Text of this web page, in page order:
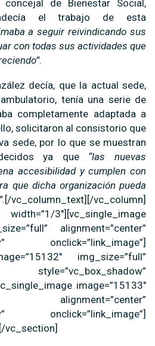
de Bienestar Social,
el trabajo de esta
a seguir reivindicando sus
con todas sus actividades que
.
decía, que la actual sede,
tenía una serie de
completamente adaptada a
solicitaron al consistorio que
sede, por lo que se muestran
ya que “las nuevas
accesibilidad y cumplen con
que dicha organización pueda
.[/vc_column_text][/vc_column]
3″][vc_single_image
alignment=”center”
onclick=”link_image”]
img_size=”full”
style=”vc_box_shadow”
image=”15133″
alignment=”center”
onclick=”link_image”]
vc_section]